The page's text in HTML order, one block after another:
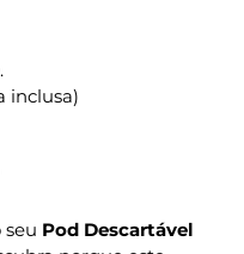
.
inclusa)
seu Pod Descartável